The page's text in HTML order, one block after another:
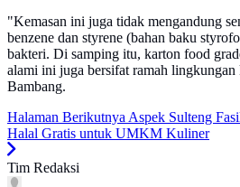
"Kemasan ini juga tidak mengandung
benzene dan styrene (bahan baku
bakteri. Di samping itu, karton food
alami ini juga bersifat ramah
Bambang.
Halaman BerikutnyaAspek Sulteng
Halal Gratis untuk UMKM Kuliner
Tim Redaksi